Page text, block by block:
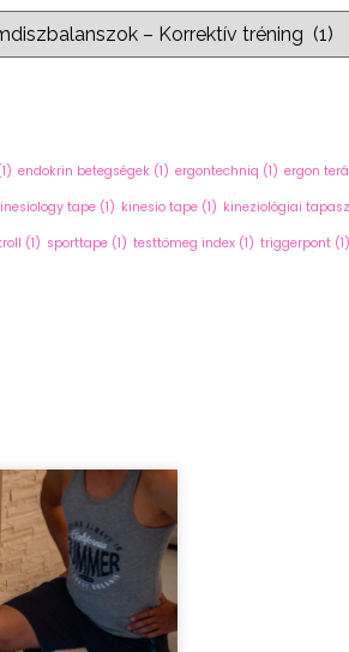
endokrin betegségek (1) ergontechniq (1) ergon
tape (1) kinesio tape (1) kineziológiai tapasz
(1) sporttape (1) testtömeg index (1) triggerpont (1)